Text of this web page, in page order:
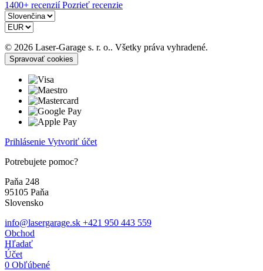
1400+ recenzií Pozrieť recenzie
© 2026 Laser-Garage s. r. o.. Všetky práva vyhradené.
Spravovať cookies
Prihlásenie Vytvoriť účet
Potrebujete pomoc?
Paňa 248
95105 Paňa
Slovensko
info@lasergarage.sk +421 950 443 559
Obchod
Hľadať
Účet
0 Obľúbené